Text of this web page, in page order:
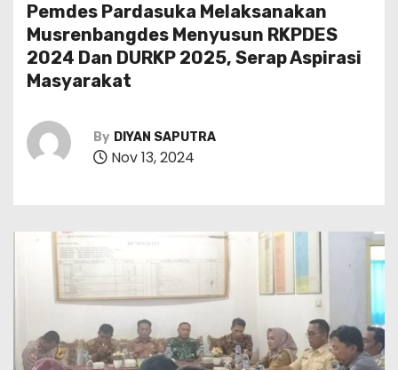
Pemdes Pardasuka Melaksanakan
Musrenbangdes Menyusun RKPDES
2024 Dan DURKP 2025, Serap Aspirasi
Masyarakat
By DIYAN SAPUTRA
Nov 13, 2024